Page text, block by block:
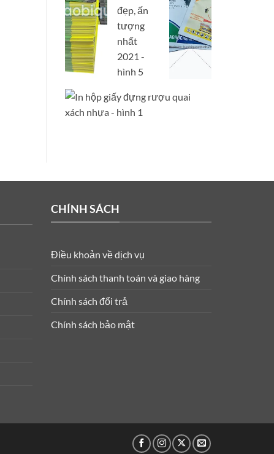
CHÍNH SÁCH
Điều khoản về dịch vụ
Chính sách thanh toán và giao hàng
Chính sách đổi trả
Chính sách bảo mật